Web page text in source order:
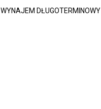
WYNAJEM DŁUGOTERMINOWY